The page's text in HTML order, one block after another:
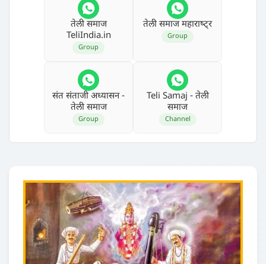
तेली समाज
TeliIndia.in
Group
तेली समाज महाराष्‍ट्र
Group
संत संताजी अध्‍यासन -
तेली समाज
Group
Teli Samaj - तेली
समाज
Channel